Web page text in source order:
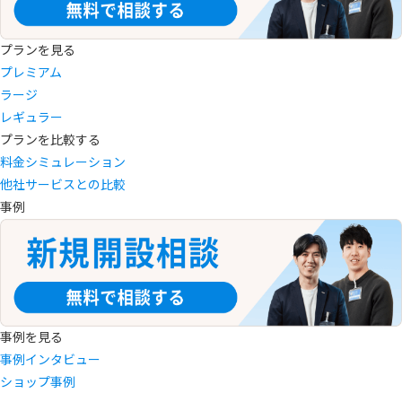
プランを見る
プレミアム
ラージ
レギュラー
プランを比較する
料金シミュレーション
他社サービスとの比較
事例
事例を見る
事例インタビュー
ショップ事例